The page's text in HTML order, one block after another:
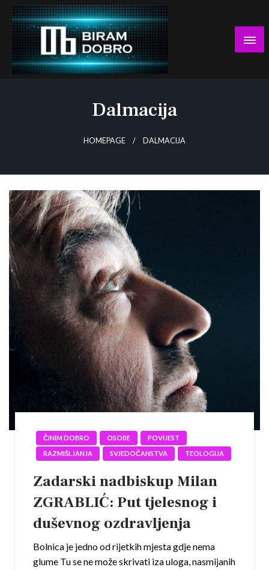
Skip
content
Dalmacija
HOMEPAGE DALMACIJA
ČINIM DOBRO OSOBE
POVIJEST
RAZMIŠLJANJA
SVJEDOČANSTVA TEOLOGIJA
Zadarski nadbiskup Milan
ZGRABLIĆ: Put tjelesnog i
duševnog ozdravljenja
Bolnica je jedno od rijetkih mjesta gdje nema
glume Tu se ne može skrivati iza uloga, nasmijanih